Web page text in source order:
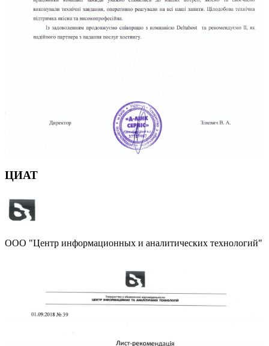
ЦИАТ
ООО "Центр информационных и аналитических технологий"